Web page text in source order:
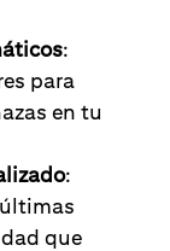
:
para
en tu
:
que